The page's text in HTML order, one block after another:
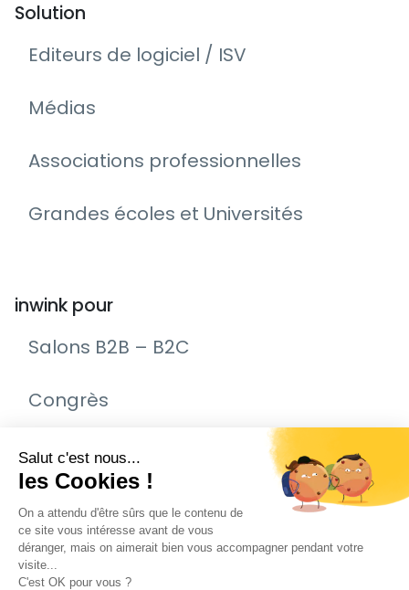
Solution
Editeurs de logiciel / ISV
Médias
Associations professionnelles
Grandes écoles et Universités
inwink pour
Salons B2B – B2C
Congrès
Remise de prix – Awards
Journée Portes Ouvertes (JPO)